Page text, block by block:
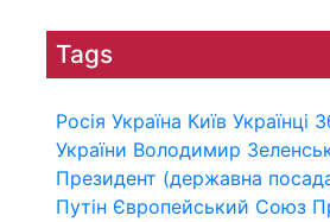
Tags
Росія Україна Київ Українці
України Володимир
Президент (державна
Путін Європейський Союз